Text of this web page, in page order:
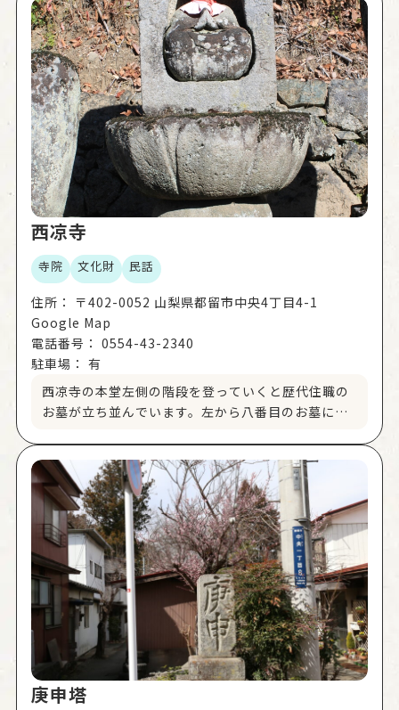
として毎年5月13日に祈祷のお祭りが開かれていま
す。
西凉寺
寺院 文化財 民話
住所：
〒402-0052 山梨県都留市中央4丁目4-1
Google Map
電話番号： 0554-43-2340
駐車場： 有
西凉寺の本堂左側の階段を登っていくと歴代住職の
お墓が立ち並んでいます。左から八番目のお墓には
す。このお地蔵様はイボ地蔵様、またはイボ神様と
呼ばれています。
庚申塔